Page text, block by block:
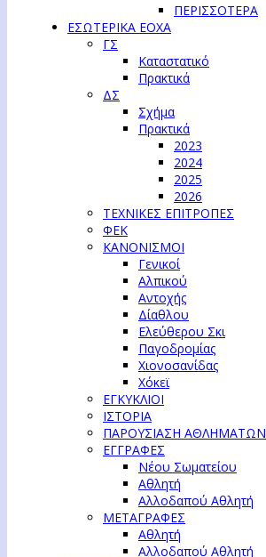
ΠΕΡΙΣΣΟΤΕΡΑ
ΕΣΩΤΕΡΙΚΑ ΕΟΧΑ
ΓΣ
Καταστατικό
Πρακτικά
ΔΣ
Σχήμα
Πρακτικά
2023
2024
2025
2026
ΤΕΧΝΙΚΕΣ ΕΠΙΤΡΟΠΕΣ
ΦΕΚ
ΚΑΝΟΝΙΣΜΟΙ
Γενικοί
Αλπικού
Αντοχής
Δίαθλου
Ελεύθερου Σκι
Παγοδρομίας
Χιονοσανίδας
Χόκεϊ
ΕΓΚΥΚΛΙΟΙ
ΙΣΤΟΡΙΑ
ΠΑΡΟΥΣΙΑΣΗ ΑΘΛΗΜΑΤΩΝ
ΕΓΓΡΑΦΕΣ
Νέου Σωματείου
Αθλητή
Αλλοδαπού Αθλητή
ΜΕΤΑΓΡΑΦΕΣ
Αθλητή
Αλλοδαπού Αθλητή